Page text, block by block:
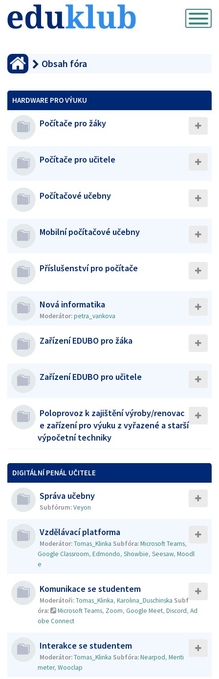
Přepnout
navigaci
Obsah fóra
HARDWARE PRO VÝUKU
Počítače pro žáky
Počítače pro učitele
Počítačové učebny
Mobilní počítačové učebny
Příslušenství pro počítače
Nová informatika
Moderátor:petra_vankova
Zařízení EDUBO pro žáka
Zařízení EDUBO pro učitele
Poloprovoz k zajištění výroby/renovac
e zařízení pro výuku z vyřazené a starší
výpočetní techniky
DIGITÁLNÍ PENÁL UČITELE
Správa učebny
Subfórum:Veyon
Vzdělávací platforma
Moderátor:Tomas_Klinka Subfóra:Microsoft Teams,
Google Classroom, Edmondo, Showbie, Seesaw, Moodl
e
Komunikace se studentem
Moderátoři:Tomas_Klinka, Karolina_Duschinska Subf
óra:
Microsoft Teams, Zoom, Google Meet, Discord, Ad
obe Connect
Interakce se studentem
Moderátor:Tomas_Klinka Subfóra:Nearpod, Menti
meter, Wooclap